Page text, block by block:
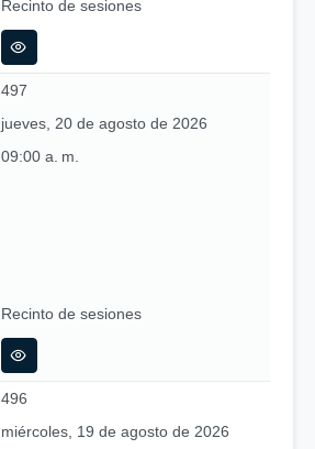
Recinto de sesiones
497
jueves, 20 de agosto de 2026
09:00 a. m.
Recinto de sesiones
496
miércoles, 19 de agosto de 2026